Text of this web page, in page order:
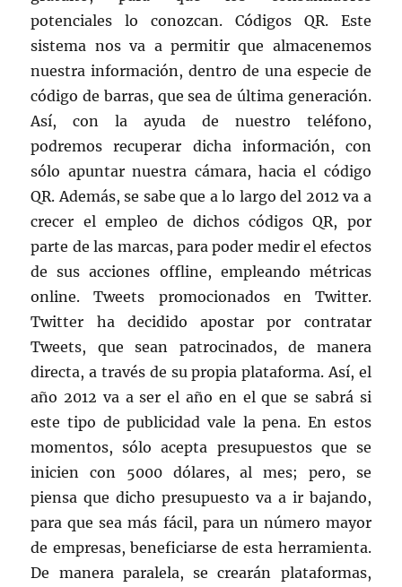
potenciales lo conozcan. Códigos QR. Este
sistema nos va a permitir que almacenemos
nuestra información, dentro de una especie de
código de barras, que sea de última generación.
Así, con la ayuda de nuestro teléfono,
podremos recuperar dicha información, con
sólo apuntar nuestra cámara, hacia el código
QR. Además, se sabe que a lo largo del 2012 va a
crecer el empleo de dichos códigos QR, por
parte de las marcas, para poder medir el efectos
de sus acciones offline, empleando métricas
online. Tweets promocionados en Twitter.
Twitter ha decidido apostar por contratar
Tweets, que sean patrocinados, de manera
directa, a través de su propia plataforma. Así, el
año 2012 va a ser el año en el que se sabrá si
este tipo de publicidad vale la pena. En estos
momentos, sólo acepta presupuestos que se
inicien con 5000 dólares, al mes; pero, se
piensa que dicho presupuesto va a ir bajando,
para que sea más fácil, para un número mayor
de empresas, beneficiarse de esta herramienta.
De manera paralela, se crearán plataformas,